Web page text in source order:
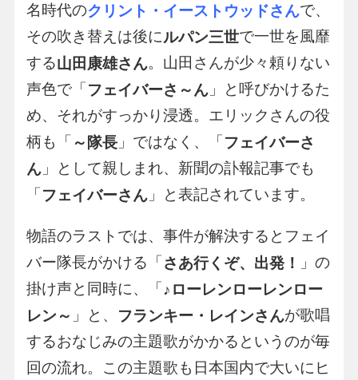
名時代のクリント・イーストウッドさんで、
その吹き替えは後にルパン三世で一世を風靡
する山田康雄さん。山田さんが少々頼りない
声色で「フェイバーさ～ん」と呼びかけるた
め、それがすっかり浸透。エリックさんの役
柄も「 ～隊長」ではなく、「フェイバーさ
ん」として親しまれ、新聞の訃報記事でも
「フェイバーさん」と表記されています。
物語のラストでは、事件が解決するとフェイ
バー隊長がかける「さあ行くぞ、出発！
」の
掛け声と同時に、「♪ローレンローレンロー
レン～ 」と、 フランキー・レインさんが歌唱
するおなじみの主題歌がかかるというのが毎
回の流れ。この主題歌も日本国内で大いにヒ